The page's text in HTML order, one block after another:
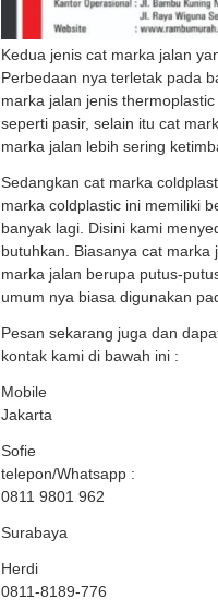
Kedua jenis cat marka jalan
Perbedaan nya terletak pada
marka jalan jenis
seperti pasir, selain itu cat
marka jalan lebih sering
Sedangkan cat marka
marka coldplastic ini memiliki
banyak lagi. Disini kami
butuhkan. Biasanya cat
marka jalan berupa putus-
umum nya biasa digunakan
Pesan sekarang juga dan
kontak kami di bawah ini :
Mobile
Jakarta
Sofie
telepon/Whatsapp :
0811 9801 962
Surabaya
Herdi
0811-8189-776